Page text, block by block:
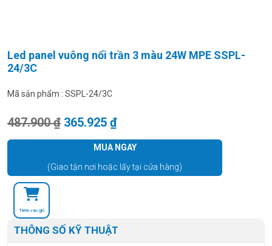
Led panel vuông nổi trần 3 màu 24W MPE SSPL-
24/3C
Mã sản phẩm : SSPL-24/3C
487.900₫ Giá gốc là: 487.900 ₫.
365.925 ₫Giá hiện tại là: 365.925 ₫.
MUA NGAY
(Giao tận nơi hoặc lấy tại cửa hàng)
Thêm vào giỏ
THÔNG SỐ KỸ THUẬT